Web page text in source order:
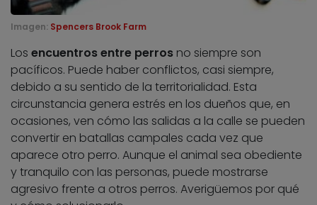
Imagen: Spencers Brook Farm
Los encuentros entre perros no siempre son
pacíficos. Puede haber conflictos, casi siempre,
debido a su sentido de la territorialidad. Esta
circunstancia genera estrés en los dueños que, en
ocasiones, ven cómo las salidas a la calle se pueden
convertir en batallas campales cada vez que
aparece otro perro. Aunque el animal sea obediente
y tranquilo con las personas, puede mostrarse
agresivo frente a otros perros. Averigüemos por qué